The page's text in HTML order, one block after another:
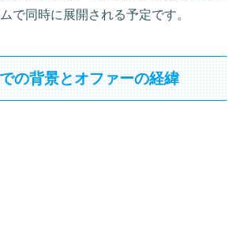
で同時に展開される予定です。
の背景とオファーの経緯